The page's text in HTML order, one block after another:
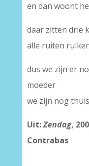
en dan woont
daar zitten drie
alle ruiten
dus we zijn er
moeder
we zijn nog thuis
Uit:Zendag,
Contrabas